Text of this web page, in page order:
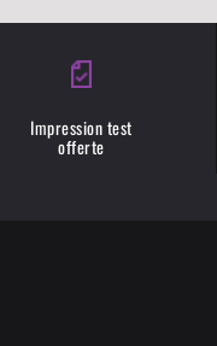
Impression test
offerte